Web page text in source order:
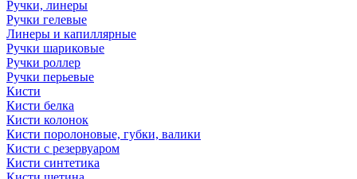
Ручки, линеры
Ручки гелевые
Линеры и капиллярные
Ручки шариковые
Ручки роллер
Ручки перьевые
Кисти
Кисти белка
Кисти колонок
Кисти поролоновые, губки, валики
Кисти с резервуаром
Кисти синтетика